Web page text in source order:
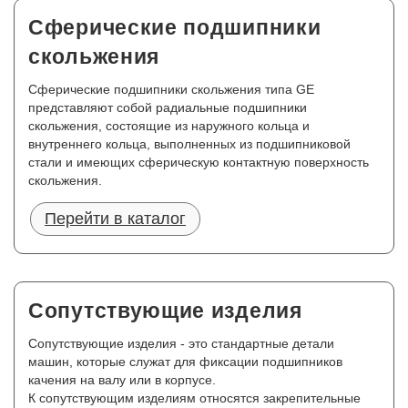
Сферические подшипники
скольжения
Сферические подшипники скольжения типа GE
представляют собой радиальные подшипники
скольжения, состоящие из наружного кольца и
внутреннего кольца, выполненных из подшипниковой
стали и имеющих сферическую контактную поверхность
скольжения.
Перейти в каталог
Сопутствующие изделия
Сопутствующие изделия - это стандартные детали
машин, которые служат для фиксации подшипников
качения на валу или в корпусе.
К сопутствующим изделиям относятся закрепительные